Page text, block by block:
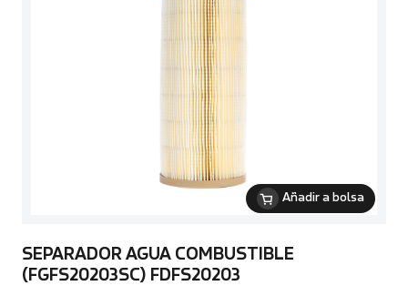
Añadir a bolsa
SEPARADOR AGUA COMBUSTIBLE
(FGFS20203SC) FDFS20203